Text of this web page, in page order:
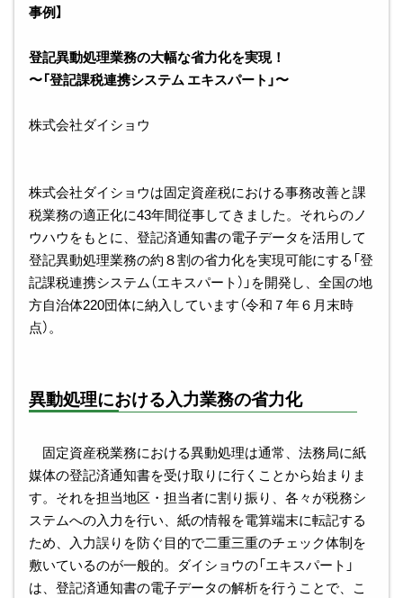
事例】
登記異動処理業務の大幅な省力化を実現！
〜「登記課税連携システム エキスパート」〜
株式会社ダイショウ
株式会社ダイショウは固定資産税における事務改善と課
税業務の適正化に43年間従事してきました。それらのノ
ウハウをもとに、登記済通知書の電子データを活用して
登記異動処理業務の約８割の省力化を実現可能にする「登
記課税連携システム（エキスパート）」を開発し、全国の地
方自治体220団体に納入しています（令和７年６月末時
点）。
異動処理における入力業務の省力化
固定資産税業務における異動処理は通常、法務局に紙
媒体の登記済通知書を受け取りに行くことから始まりま
す。それを担当地区・担当者に割り振り、各々が税務シ
ステムへの入力を行い、紙の情報を電算端末に転記する
ため、入力誤りを防ぐ目的で二重三重のチェック体制を
敷いているのが一般的。ダイショウの「エキスパート」
は、登記済通知書の電子データの解析を行うことで、こ